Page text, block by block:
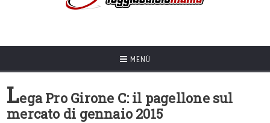
MENÙ
Lega Pro Girone C: il pagellone sul
mercato di gennaio 2015